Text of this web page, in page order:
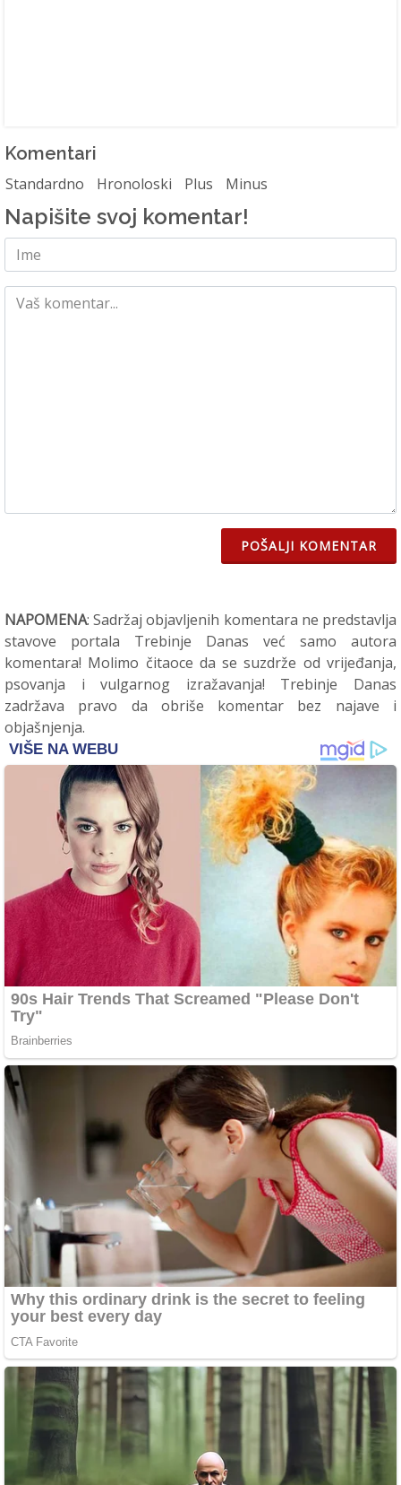
Komentari
Standardno Hronoloski Plus Minus
Napišite svoj komentar!
POŠALJI KOMENTAR
NAPOMENA: Sadržaj objavljenih komentara ne predstavlja
stavove portala Trebinje Danas već samo autora
komentara! Molimo čitaoce da se suzdrže od vrijeđanja,
psovanja i vulgarnog izražavanja! Trebinje Danas
zadržava pravo da obriše komentar bez najave i
objašnjenja.